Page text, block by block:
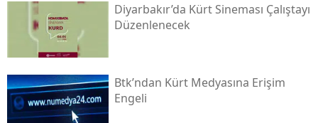
Diyarbakır’da Kürt Sineması Çalıştayı
Düzenlenecek
Btk’ndan Kürt Medyasına Erişim
Engeli